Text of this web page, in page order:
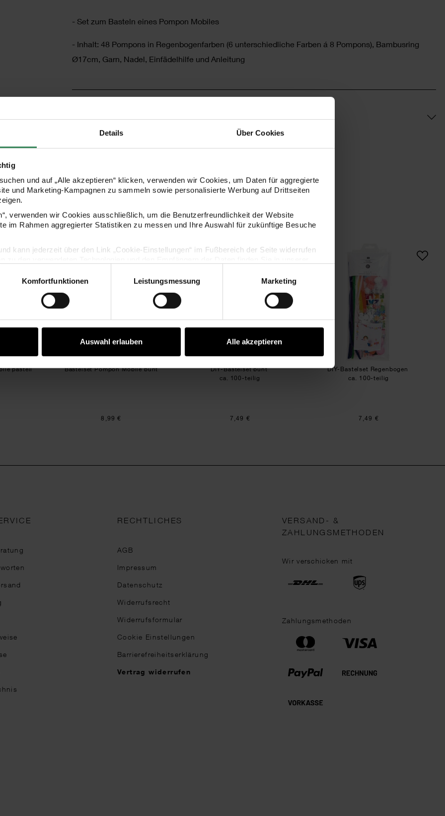
Details Über Cookies
und auf „Alle akzeptieren“ klicken, verwenden wir Cookies, um Daten für aggregierte
und Marketing-Kampagnen zu sammeln sowie personalisierte Werbung auf Drittseiten
verwenden wir Cookies ausschließlich, um die Benutzerfreundlichkeit der Website
im Rahmen aggregierter Statistiken zu messen und Ihre Auswahl für zukünftige Besuche
kann jederzeit über den Link „Cookie-Einstellungen“ im Fußbereich der Seite widerrufen
Vertrag widerrufen
Komfortfunktionen Leistungsmessung Marketing
Auswahl erlauben Alle akzeptieren
- Set zum Basteln eines Pompon Mobiles
- Inhalt: 48 Pompons in Regenbogenfarben (6 unterschiedliche Farben á 8 Pompons), Bambusring
Ø17cm, Garn, Nadel, Einfädelhilfe und Anleitung
KAUFEMPFEHLUNG
Pompon Mobile pastell
pastell
Bastelset Pompon Mobile bunt
Bastelset Pompon Mobile bunt
8,99 €
DIY-Bastelset bunt
DIY-Bastelset bunt
ca. 100-teilig
7,49 €
DIY-Bastelset Regenbogen
ca. 100-teilig
7,49 €
RECHTLICHES
AGB
Impressum
Datenschutz
Widerrufsrecht
Widerrufsformular
Cookie Einstellungen
Barrierefreiheitserklärung
Vertrag widerrufen
VERSAND- &
ZAHLUNGSMETHODEN
Wir verschicken mit
Zahlungsmethoden